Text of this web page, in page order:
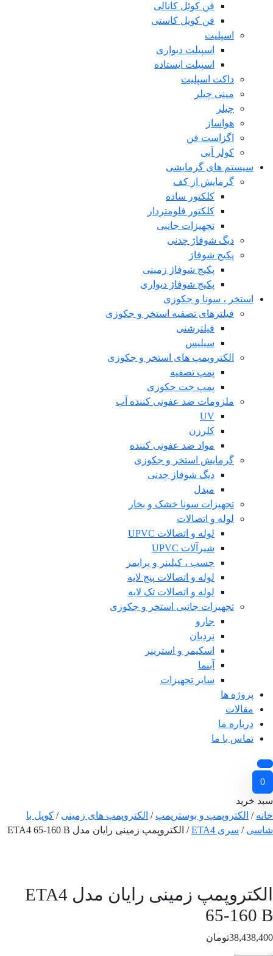
فن کوئل کانالی
فن کویل کاستی
اسپلیت
اسپیلت دیواری
اسپیلت ایستاده
داکت اسپلیت
مینی چیلر
چیلر
هواساز
اگزاست فن
کولر آبی
سیستم های گرمایشی
گرمایش از کف
کلکتور ساده
کلکتور فلومتردار
تجهیزات جانبی
دیگ شوفاژ چدنی
پکیج شوفاژ
پکیج شوفاژ زمینی
پکیج شوفاژ دیواری
استخر ، سونا و جکوزی
فیلترهای تصفیه استخر و جکوزی
فیلترشنی
سیلیس
الکتروپمپ های استخر و جکوزی
پمپ تصفیه
پمپ جت جکوزی
ملزومات ضد عفونی کننده آب
UV
کلرزن
مواد ضد عفونی کننده
گرمایش استخر و جکوزی
دیگ شوفاژ چدنی
مبدل
تجهیزات سونا خشک و بخار
لوله و اتصالات
لوله و اتصالات UPVC
شیرآلات UPVC
چسب ، کیلینر و پرایمر
لوله و اتصالات پنج لایه
لوله و اتصالات تک لایه
تجهیزات جانبی استخر و جکوزی
جارو
نردبان
اسکیمر و استرینر
آبنما
سایر تجهیزات
پروژه ها
مقالات
درباره ما
تماس با ما
0
سبد خرید
خانه / الکتروپمپ و بوسترپمپ / الکتروپمپ های زمینی / کوپل با
شاسی / سری ETA4 / الکتروپمپ زمینی رایان مدل ETA4 65-160 B
الکتروپمپ زمینی رایان مدل ETA4
65-160 B
38,438,400تومان